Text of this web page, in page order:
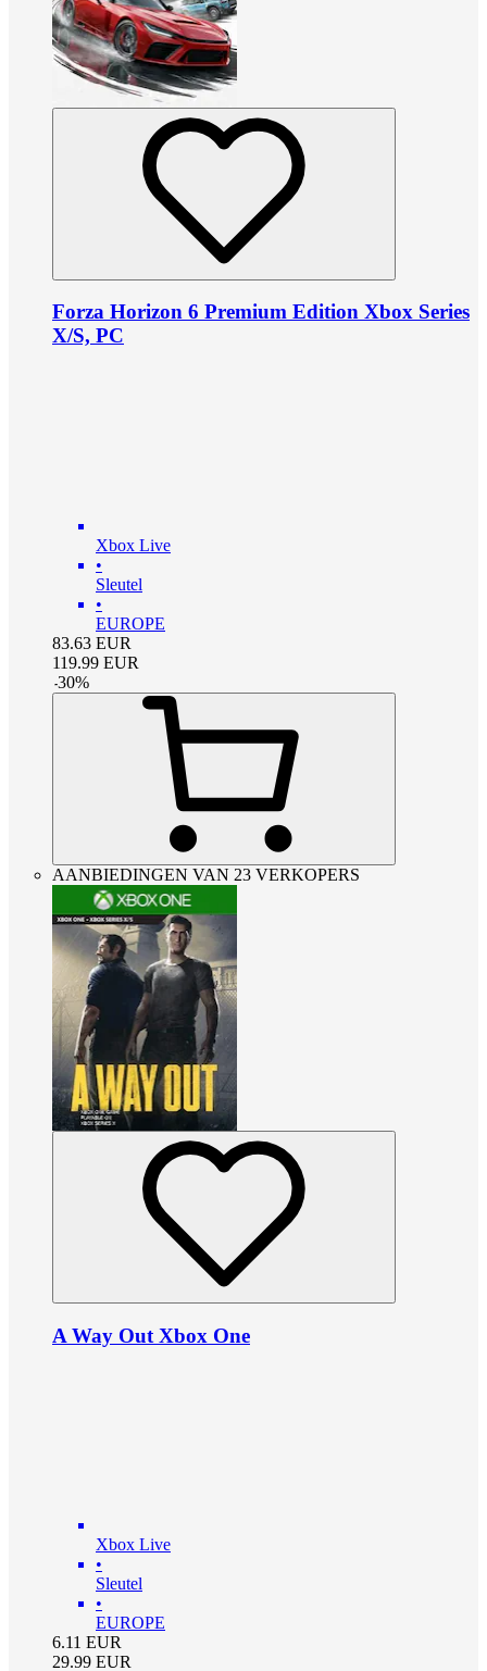
Forza Horizon 6 Premium Edition Xbox Series
X/S, PC
Xbox Live
•
Sleutel
•
EUROPE
83.63 EUR
119.99 EUR
-30%
AANBIEDINGEN VAN 23 VERKOPERS
A Way Out Xbox One
Xbox Live
•
Sleutel
•
EUROPE
6.11 EUR
29.99 EUR